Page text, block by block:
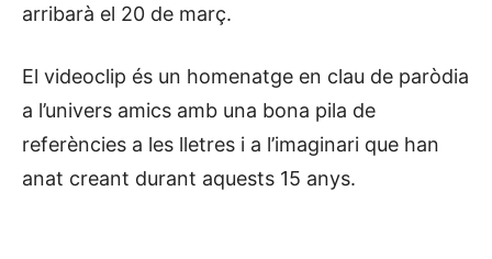
arribarà el 20 de març.
El videoclip és un homenatge en clau de paròdia
a l’univers amics amb una bona pila de
referències a les lletres i a l’imaginari que han
anat creant durant aquests 15 anys.